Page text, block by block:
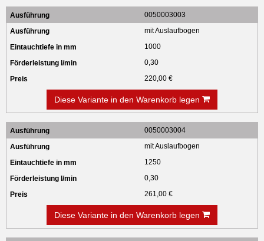
0050003003
mit Auslaufbogen
1000
0,30
220,00 €
Diese Variante in den Warenkorb legen
0050003004
mit Auslaufbogen
1250
0,30
261,00 €
Diese Variante in den Warenkorb legen